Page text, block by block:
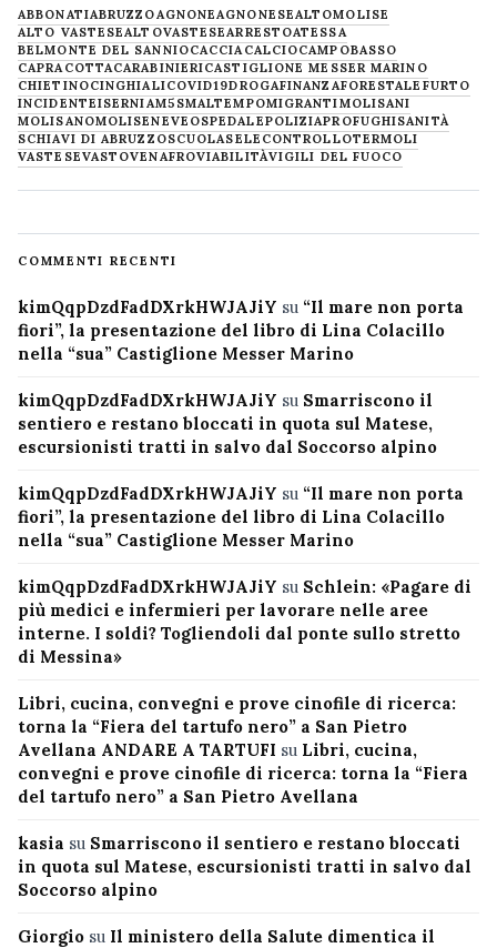
ABBONATIABRUZZOAGNONEAGNONESEALTOMOLISE
ALTO VASTESEALTOVASTESEARRESTOATESSA
BELMONTE DEL SANNIOCACCIACALCIOCAMPOBASSO
CAPRACOTTACARABINIERICASTIGLIONE MESSER MARINO
CHIETINOCINGHIALICOVID19DROGAFINANZAFORESTALE FURTO
INCIDENTEISERNIAM5SMALTEMPOMIGRANTIMOLISANI
MOLISANOMOLISENEVE OSPEDALEPOLIZIAPROFUGHISANITÀ
SCHIAVI DI ABRUZZOSCUOLASELECONTROLLOTERMOLI
VASTESEVASTOVENAFROVIABILITÀVIGILI DEL FUOCO
COMMENTI RECENTI
kimQqpDzdFadDXrkHWJAJiY su “Il mare non porta
fiori”, la presentazione del libro di Lina Colacillo
nella “sua” Castiglione Messer Marino
kimQqpDzdFadDXrkHWJAJiY su Smarriscono il
sentiero e restano bloccati in quota sul Matese,
escursionisti tratti in salvo dal Soccorso alpino
kimQqpDzdFadDXrkHWJAJiY su “Il mare non porta
fiori”, la presentazione del libro di Lina Colacillo
nella “sua” Castiglione Messer Marino
kimQqpDzdFadDXrkHWJAJiY su Schlein: «Pagare di
più medici e infermieri per lavorare nelle aree
interne. I soldi? Togliendoli dal ponte sullo stretto
di Messina»
Libri, cucina, convegni e prove cinofile di ricerca:
torna la “Fiera del tartufo nero” a San Pietro
Avellana ANDARE A TARTUFI su Libri, cucina,
convegni e prove cinofile di ricerca: torna la “Fiera
del tartufo nero” a San Pietro Avellana
kasia su Smarriscono il sentiero e restano bloccati
in quota sul Matese, escursionisti tratti in salvo dal
Soccorso alpino
Giorgio su Il ministero della Salute dimentica il